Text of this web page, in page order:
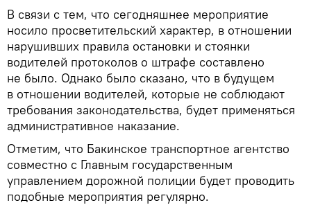
В связи с тем, что сегодняшнее мероприятие
носило просветительский характер, в отношении
нарушивших правила остановки и стоянки
водителей протоколов о штрафе составлено
не было. Однако было сказано, что в будущем
в отношении водителей, которые не соблюдают
требования законодательства, будет применяться
административное наказание.
Отметим, что Бакинское транспортное агентство
совместно с Главным государственным
управлением дорожной полиции будет проводить
подобные мероприятия регулярно.